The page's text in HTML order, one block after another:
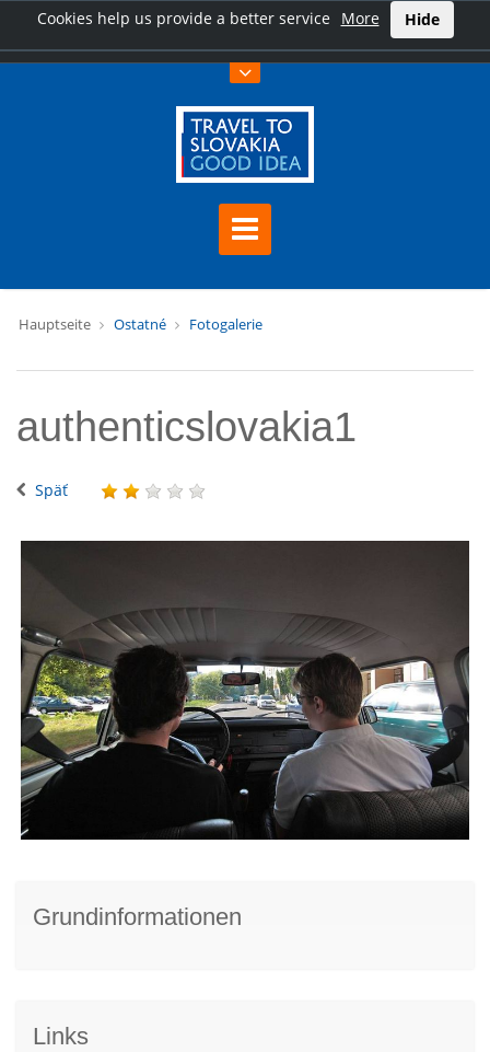
Cookies help us provide a better service More Hide
Hauptseite Ostatné Fotogalerie
authenticslovakia1
Späť
Grundinformationen
Links